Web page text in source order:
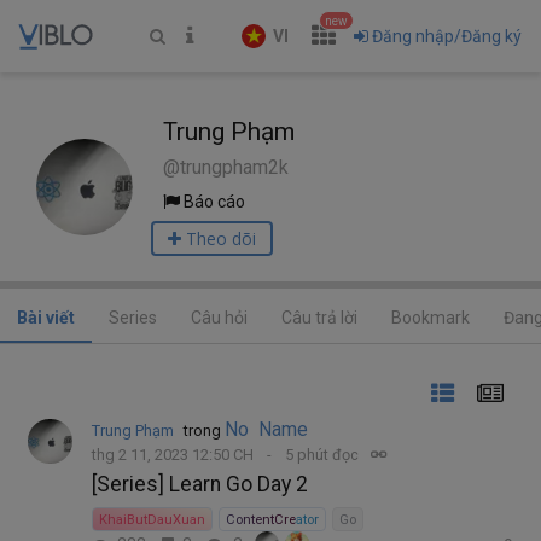
VI
new
Đăng nhập/Đăng ký
Trung Phạm
@trungpham2k
Báo cáo
Theo dõi
Bài viết Series Câu hỏi Câu trả lời Bookmark
Trung Phạm trong No Name
thg 2 11, 2023 12:50 CH 5 phút đọc
[Series] Learn Go Day 2
KhaiButDauXuan ContentCreator Go